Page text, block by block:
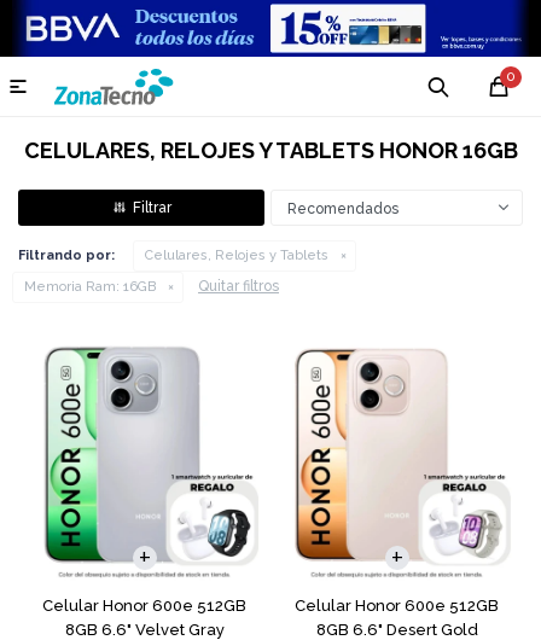
0

CELULARES, RELOJES Y TABLETS HONOR 16GB
Recomendados
Filtrando por:
Celulares, Relojes y Tablets
Memoria Ram: 16GB Quitar filtros
Celular Honor 600e 512GB
8GB 6.6" Velvet Gray
COMPARAR
Celular Honor 600e 512GB
8GB 6.6" Desert Gold
COMPARAR